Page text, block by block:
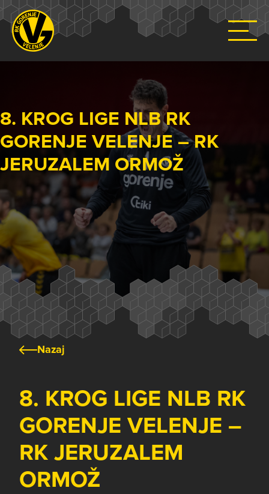
8. KROG LIGE NLB RK
GORENJE VELENJE – RK
JERUZALEM ORMOŽ
Nazaj
8. KROG LIGE NLB RK
GORENJE VELENJE –
RK JERUZALEM
ORMOŽ